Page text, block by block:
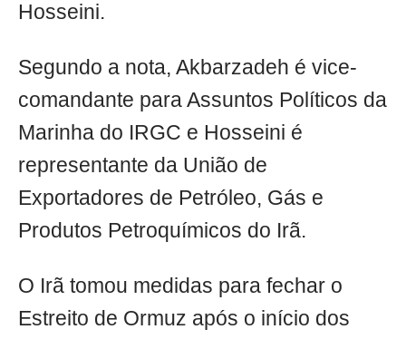
Hosseini.
Segundo a nota, Akbarzadeh é vice-
comandante para Assuntos Políticos da
Marinha do IRGC e Hosseini é
representante da União de
Exportadores de Petróleo, Gás e
Produtos Petroquímicos do Irã.
O Irã tomou medidas para fechar o
Estreito de Ormuz após o início dos